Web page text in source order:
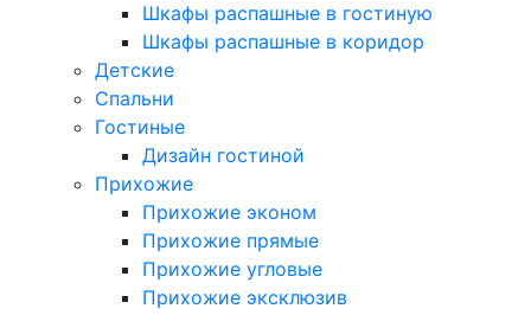
Шкафы распашные в гостиную
Шкафы распашные в коридор
Детские
Спальни
Гостиные
Дизайн гостиной
Прихожие
Прихожие эконом
Прихожие прямые
Прихожие угловые
Прихожие эксклюзив